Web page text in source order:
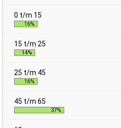
16%
14%
16%
37%